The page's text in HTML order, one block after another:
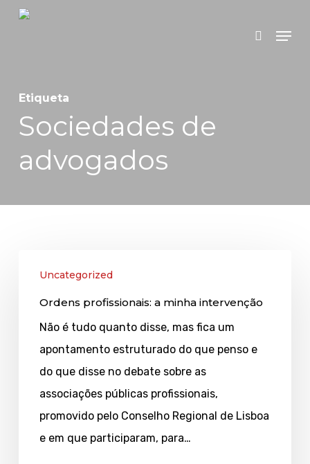
Skip
search
Menu
Etiqueta
Sociedades de
advogados
profissionais:
minha
intervenção
Uncategorized
Ordens profissionais: a minha intervenção
Não é tudo quanto disse, mas fica um
apontamento estruturado do que penso e
do que disse no debate sobre as
associações públicas profissionais,
promovido pelo Conselho Regional de Lisboa
e em que participaram, para…